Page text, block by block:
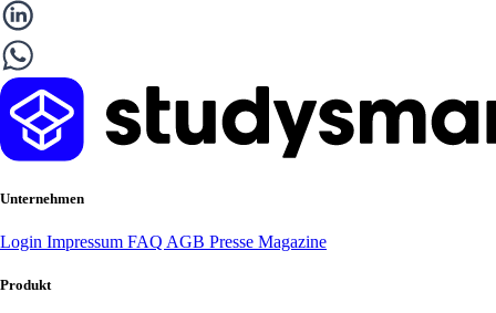
Unternehmen
Login Impressum FAQ AGB Presse Magazine
Produkt